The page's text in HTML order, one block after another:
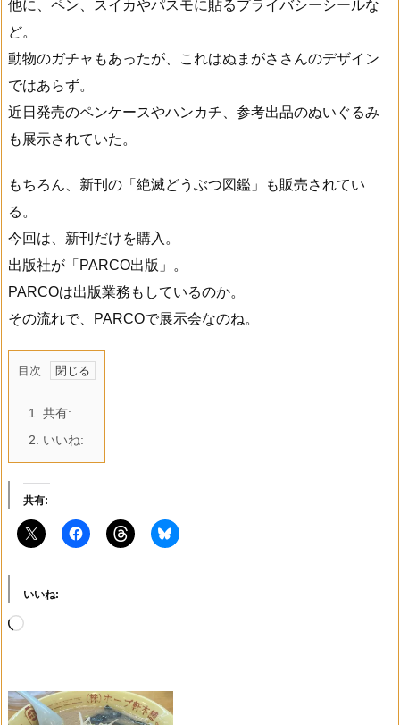
他に、ペン、スイカやパスモに貼るプライバシーシールな
ど。
動物のガチャもあったが、これはぬまがささんのデザイン
ではあらず。
近日発売のペンケースやハンカチ、参考出品のぬいぐるみ
も展示されていた。
もちろん、新刊の「絶滅どうぶつ図鑑」も販売されてい
る。
今回は、新刊だけを購入。
出版社が「PARCO出版」。
PARCOは出版業務もしているのか。
その流れで、PARCOで展示会なのね。
目次
1. 共有:
2. いいね:
共有:
いいね:
み